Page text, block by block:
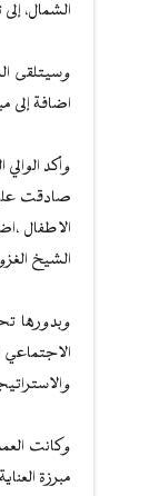
الشمال،
وسيتلقى
اضافة إلى
وأكد
صادقت على
الاطفال
الشيخ
وبدورها
الاجتماعي
وكانت
مبرزة